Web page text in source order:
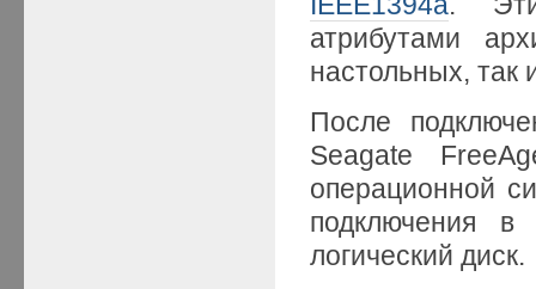
атрибутами
настольных, так
После
Seagate
операционной
подключения
логический диск.